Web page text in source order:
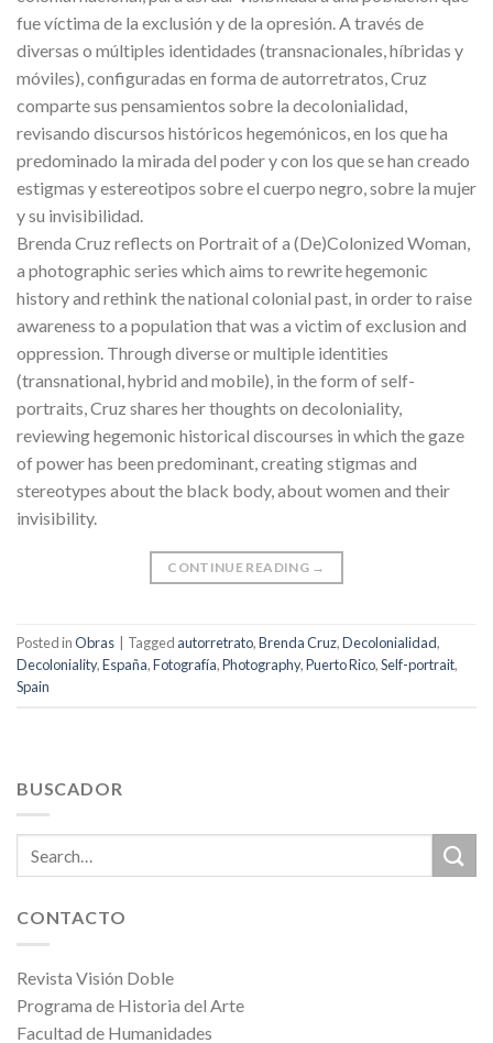
fue víctima de la exclusión y de la opresión. A través de
diversas o múltiples identidades (transnacionales, híbridas y
móviles), configuradas en forma de autorretratos, Cruz
comparte sus pensamientos sobre la decolonialidad,
revisando discursos históricos hegemónicos, en los que ha
predominado la mirada del poder y con los que se han creado
estigmas y estereotipos sobre el cuerpo negro, sobre la mujer
y su invisibilidad.
Brenda Cruz reflects on Portrait of a (De)Colonized Woman,
a photographic series which aims to rewrite hegemonic
history and rethink the national colonial past, in order to raise
awareness to a population that was a victim of exclusion and
oppression. Through diverse or multiple identities
(transnational, hybrid and mobile), in the form of self-
portraits, Cruz shares her thoughts on decoloniality,
reviewing hegemonic historical discourses in which the gaze
of power has been predominant, creating stigmas and
stereotypes about the black body, about women and their
invisibility.
CONTINUE READING →
Posted inObras Tagged autorretrato,Brenda Cruz,Decolonialidad,
Decoloniality,España,Fotografía,Photography,Puerto Rico,Self-portrait,
Spain
BUSCADOR
CONTACTO
Revista Visión Doble
Programa de Historia del Arte
Facultad de Humanidades